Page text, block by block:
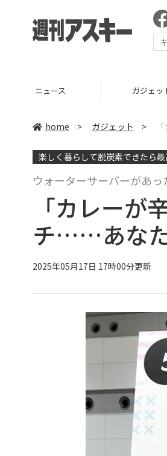
ニュース ガジェッ
home > ガジェット >
楽しく暮らして脱炭素できたら
ウォーターサーバーがあ
「カレーが
チ……あなた
2025年05月17日 17時00分更新